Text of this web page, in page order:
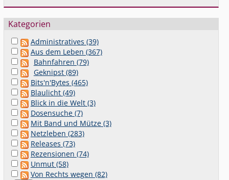
Kategorien
Administratives (39)
Aus dem Leben (367)
Bahnfahren (79)
Geknipst (89)
Bits'n'Bytes (465)
Blaulicht (49)
Blick in die Welt (3)
Dosensuche (7)
Mit Band und Mütze (3)
Netzleben (283)
Releases (73)
Rezensionen (74)
Unmut (58)
Von Rechts wegen (82)